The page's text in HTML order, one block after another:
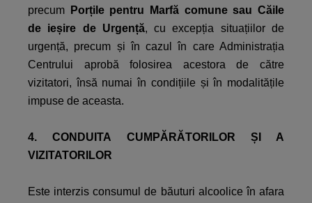
precum
Porțile pentru Marfă comune sau Căile
de ieșire de Urgență, cu excepția situațiilor de
urgență, precum și în cazul în care Administrația
Centrului aprobă folosirea acestora de către
vizitatori, însă numai în condițiile și în modalitățile
impuse de aceasta.
4. CONDUITA CUMPĂRĂTORILOR ȘI A
VIZITATORILOR
Este interzis consumul de băuturi alcoolice în afara